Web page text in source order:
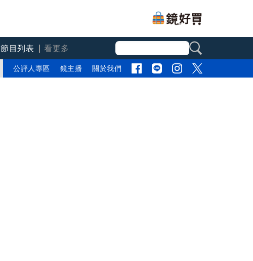
節目列表
看更多
公評人專區 鏡主播 關於我們